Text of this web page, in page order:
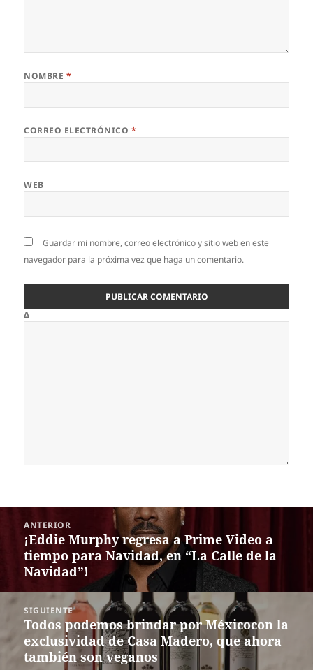
NOMBRE *
CORREO ELECTRÓNICO *
WEB
Guardar mi nombre, correo electrónico y sitio web en este
navegador para la próxima vez que haga un comentario.
Δ
entradas
ANTERIOR
Entrada
anterior:
¡Eddie Murphy regresa a Prime Video a
tiempo para Navidad, en “La Calle de la
Navidad”!
SIGUIENTE
Siguiente
entrada:
Todos podemos brindar por Méxicocon la
exclusividad de Casa Madero, que ahora
también son veganos